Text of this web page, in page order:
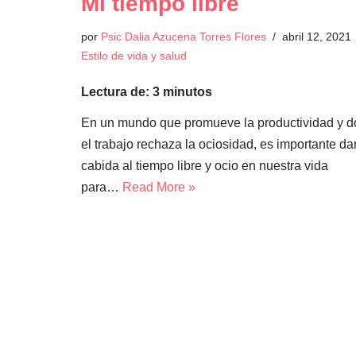
por Psic Dalia Azucena Torres Flores
abril 12, 2021
Estilo de vida y salud
Lectura de: 3 minutos
En un mundo que promueve la productividad y
el trabajo rechaza la ociosidad, es importante
cabida al tiempo libre y ocio en nuestra vida
para… Read More »